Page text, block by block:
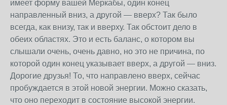
имеет форму вашей Меркабы, один конец
направленный вниз, а другой — вверх? Так было
всегда, как внизу, так и вверху. Так обстоит дело в
обеих областях. Это и есть баланс, о котором вы
слышали очень, очень давно, но это не причина, по
которой один конец указывает вверх, а другой — вниз.
Дорогие друзья! То, что направлено вверх, сейчас
пробуждается в этой новой энергии. Можно сказать,
что оно переходит в состояние высокой энергии.